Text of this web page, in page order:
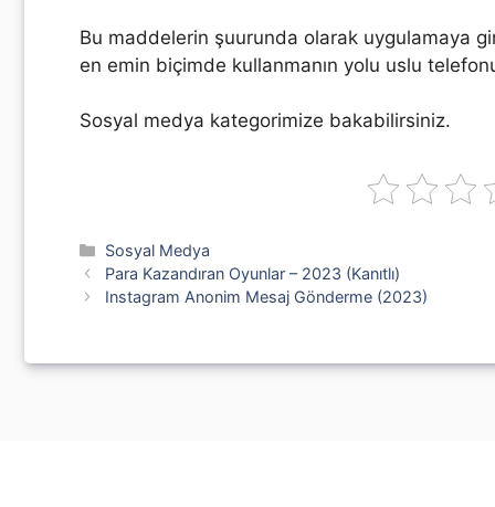
Bu maddelerin şuurunda olarak uygulamaya
en emin biçimde kullanmanın yolu uslu
Sosyal medya kategorimize bakabilirsiniz.
Kategoriler
Sosyal Medya
Para Kazandıran Oyunlar – 2023 (Kanıtlı)
Instagram Anonim Mesaj Gönderme (2023)